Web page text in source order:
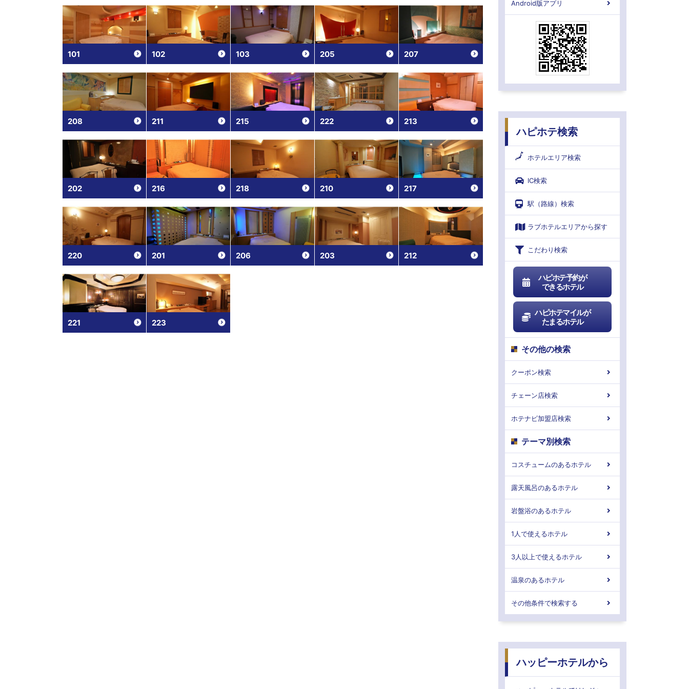
101 102 103 205 207
208 211 215 222 213
202 216 218 210 217
220 201 206 203 212
221 223
Android版アプリ
ハピホテ検索
ホテルエリア検索
IC検索
駅（路線）検索
ラブホテルエリアから探す
こだわり検索
ハピホテ予約が
できるホテル
ハピホテマイルが
たまるホテル
その他の検索
クーポン検索
チェーン店検索
ホテナビ加盟店検索
テーマ別検索
コスチュームのあるホテル
露天風呂のあるホテル
岩盤浴のあるホテル
1人で使えるホテル
3人以上で使えるホテル
温泉のあるホテル
その他条件で検索する
ハッピーホテルから